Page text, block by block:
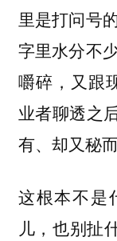
里是打问号
字里水分不
嚼碎，又跟
业者聊透之
有、却又秘
这根本不是
儿，也别扯